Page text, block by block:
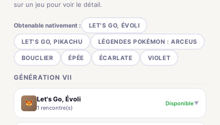
sur un jeu pour voir le détail.
Obtenable nativement : LET'S GO, ÉVOLI
LET'S GO, PIKACHU LÉGENDES POKÉMON : ARCEUS
BOUCLIER ÉPÉE ÉCARLATE VIOLET
GÉNÉRATION VII
Let's Go, Évoli
1 rencontre(s)
Disponible▼